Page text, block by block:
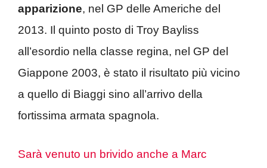
apparizione, nel GP delle Americhe del
2013. Il quinto posto di Troy Bayliss
all’esordio nella classe regina, nel GP del
Giappone 2003, è stato il risultato più vicino
a quello di Biaggi sino all’arrivo della
fortissima armata spagnola.
Sarà venuto un brivido anche a Marc